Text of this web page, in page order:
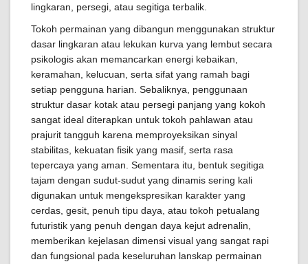
lingkaran, persegi, atau segitiga terbalik.
Tokoh permainan yang dibangun menggunakan struktur
dasar lingkaran atau lekukan kurva yang lembut secara
psikologis akan memancarkan energi kebaikan,
keramahan, kelucuan, serta sifat yang ramah bagi
setiap pengguna harian. Sebaliknya, penggunaan
struktur dasar kotak atau persegi panjang yang kokoh
sangat ideal diterapkan untuk tokoh pahlawan atau
prajurit tangguh karena memproyeksikan sinyal
stabilitas, kekuatan fisik yang masif, serta rasa
tepercaya yang aman. Sementara itu, bentuk segitiga
tajam dengan sudut-sudut yang dinamis sering kali
digunakan untuk mengekspresikan karakter yang
cerdas, gesit, penuh tipu daya, atau tokoh petualang
futuristik yang penuh dengan daya kejut adrenalin,
memberikan kejelasan dimensi visual yang sangat rapi
dan fungsional pada keseluruhan lanskap permainan